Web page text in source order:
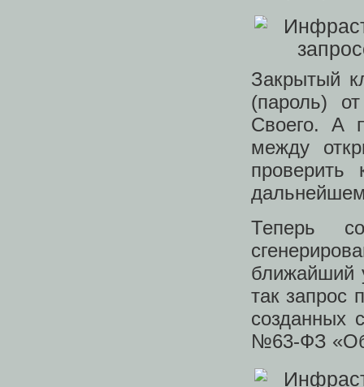
Закрытый
(пароль)
Своего. А
между
Теперь
ближайший
так запрос
созданных
№63-ФЗ «Об